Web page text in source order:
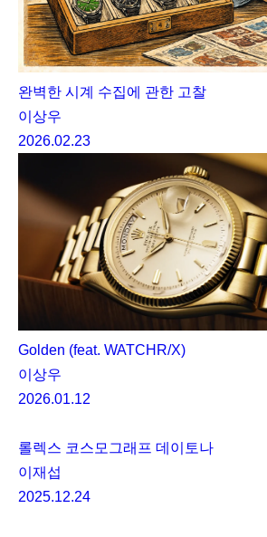
완벽한 시계 수집에 관한 고찰
이상우
2026.02.23
Golden (feat. WATCHR/X)
이상우
2026.01.12
롤렉스 코스모그래프 데이토나
이재섭
2025.12.24